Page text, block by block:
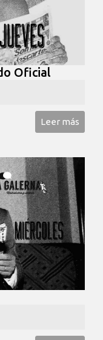
Oficial
Leer más